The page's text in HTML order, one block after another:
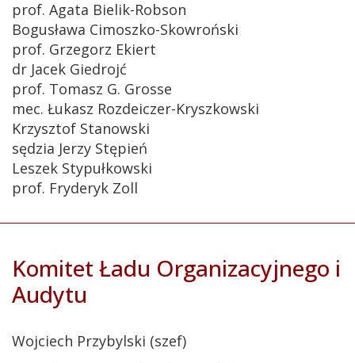
prof. Agata Bielik-Robson
Bogusława Cimoszko-Skowroński
prof. Grzegorz Ekiert
dr Jacek Giedrojć
prof. Tomasz G. Grosse
mec. Łukasz Rozdeiczer-Kryszkowski
Krzysztof Stanowski
sędzia Jerzy Stępień
Leszek Stypułkowski
prof. Fryderyk Zoll
Komitet Ładu Organizacyjnego i
Audytu
Wojciech Przybylski (szef)